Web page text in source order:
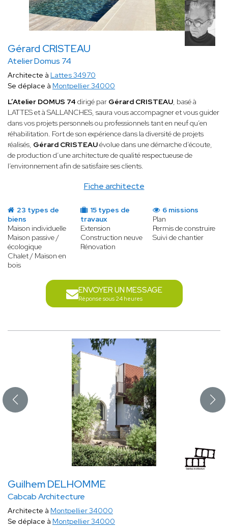
Gérard CRISTEAU
Atelier Domus 74
Fiche architecte
Architecte à Lattes 34970
Se déplace à Montpellier 34000
L’Atelier DOMUS 74 dirigé par Gérard CRISTEAU, basé à
LATTES et à SALLANCHES, saura vous accompagner et vous guider
dans vos projets personnels ou professionnels tant en neuf qu’en
réhabilitation. Fort de son expérience dans la diversité de projets
réalisés, Gérard CRISTEAUévolue dans une démarche d’écoute,
de production d’une architecture de qualité respectueuse de
l’environnement afin de satisfaire ses clients.
23 types de
biens
Maison individuelle
Maison passive /
écologique
Chalet / Maison en
bois
15 types de
travaux
Extension
Construction neuve
Rénovation
6 missions
Plan
Permis de construire
Suivi de chantier
ENVOYER UN MESSAGE
Réponse sous 24 heures
Guilhem DELHOMME
Cabcab Architecture
Architecte à Montpellier 34000
Se déplace à Montpellier 34000